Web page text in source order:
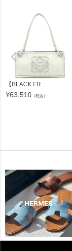
【BLACK FR...
¥63,510 （税込）